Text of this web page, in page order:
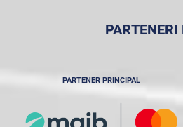
PARTENERI
PARTENER PRINCIPAL